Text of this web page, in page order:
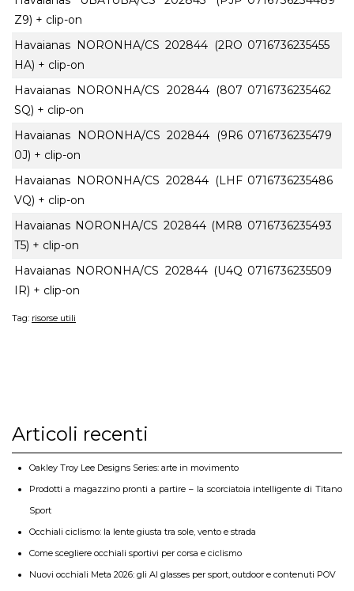
Z9) + clip-on
Havaianas NORONHA/CS 202844 (2RO
HA) + clip-on
0716736235455
Havaianas NORONHA/CS 202844 (807
SQ) + clip-on
0716736235462
Havaianas NORONHA/CS 202844 (9R6
0J) + clip-on
0716736235479
Havaianas NORONHA/CS 202844 (LHF
VQ) + clip-on
0716736235486
Havaianas NORONHA/CS 202844 (MR8
T5) + clip-on
0716736235493
Havaianas NORONHA/CS 202844 (U4Q
IR) + clip-on
0716736235509
Tag: risorse utili
Articoli recenti
Oakley Troy Lee Designs Series: arte in movimento
Prodotti a magazzino pronti a partire – la scorciatoia intelligente di Titano
Sport
Occhiali ciclismo: la lente giusta tra sole, vento e strada
Come scegliere occhiali sportivi per corsa e ciclismo
Nuovi occhiali Meta 2026: gli AI glasses per sport, outdoor e contenuti POV